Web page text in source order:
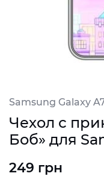
Samsung Galaxy
Чехол с
Боб» для
249 грн